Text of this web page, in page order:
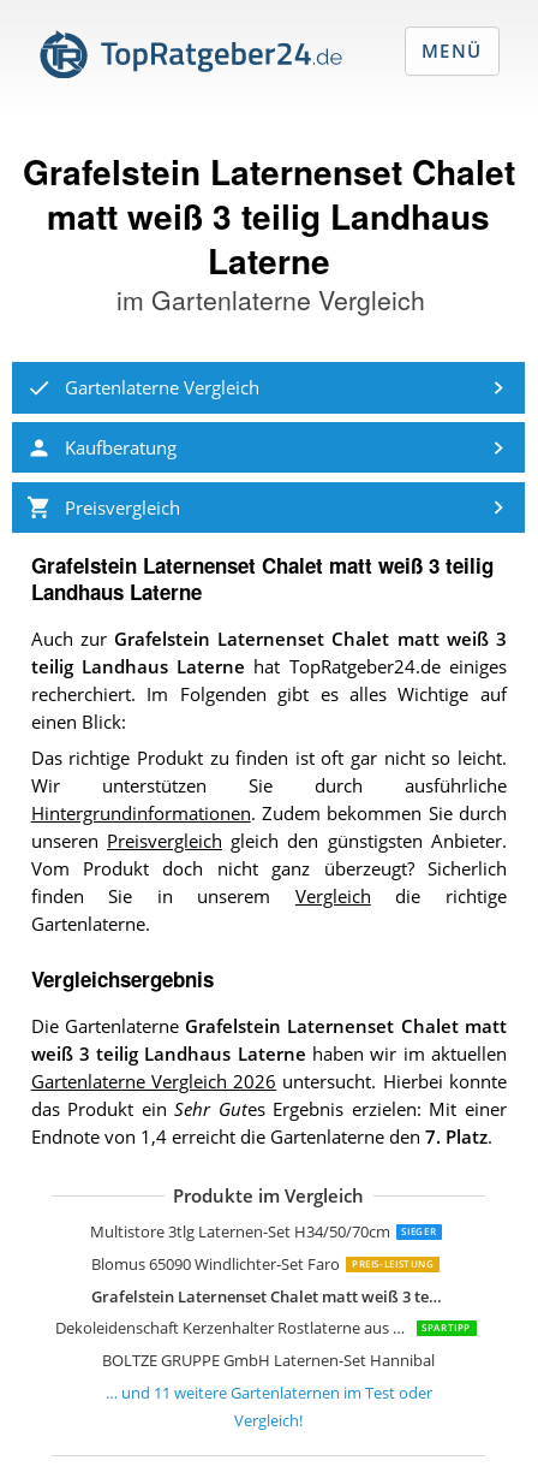
Grafelstein Laternenset Chalet
matt weiß 3 teilig Landhaus
Laterne
im Gartenlaterne Vergleich
Gartenlaterne Vergleich
Kaufberatung
Preisvergleich
Grafelstein Laternenset Chalet matt weiß 3 teilig
Landhaus Laterne
Auch zur Grafelstein Laternenset Chalet matt weiß 3
teilig Landhaus Laterne hat TopRatgeber24.de einiges
recherchiert. Im Folgenden gibt es alles Wichtige auf
einen Blick:
Das richtige Produkt zu finden ist oft gar nicht so leicht.
Wir unterstützen Sie durch ausführliche
Hintergrundinformationen. Zudem bekommen Sie durch
unseren Preisvergleich gleich den günstigsten Anbieter.
Vom Produkt doch nicht ganz überzeugt? Sicherlich
finden Sie in unserem Vergleich die richtige
Gartenlaterne.
Vergleichsergebnis
Die Gartenlaterne Grafelstein Laternenset Chalet matt
weiß 3 teilig Landhaus Laterne haben wir im aktuellen
Gartenlaterne Vergleich 2026 untersucht. Hierbei konnte
das Produkt einSehr Gutes Ergebnis erzielen: Mit einer
Endnote von 1,4 erreicht die Gartenlaterne den 7. Platz.
Produkte im Vergleich
Multistore 3tlg Laternen-Set H34/50/70cm SIEGER
Blomus 65090 Windlichter-Set Faro PREIS-LEISTUNG
Grafelstein Laternenset Chalet matt weiß 3 teilig Landhaus Laterne
Dekoleidenschaft Kerzenhalter Rostlaterne aus Metall
SPARTIPP
BOLTZE GRUPPE GmbH Laternen-Set Hannibal
SEVICO Laterne XL Set 3
NUPTIO Laternen Set Schwarz
NUPTIO Laterne Set Vintage
Dekovita 2er-Set Laterne in Schwarz
Annastore Laterne aus Bambus
… und 11 weitereGartenlaternen im Test oder
Vergleich!
MENÜ